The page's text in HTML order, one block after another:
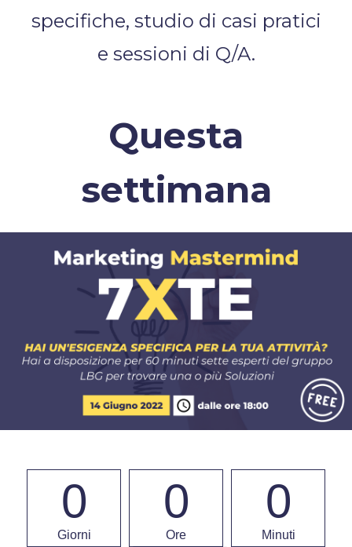
specifiche, studio di casi pratici
e sessioni di Q/A.
Questa
settimana
0
Giorni
0
Ore
0
Minuti